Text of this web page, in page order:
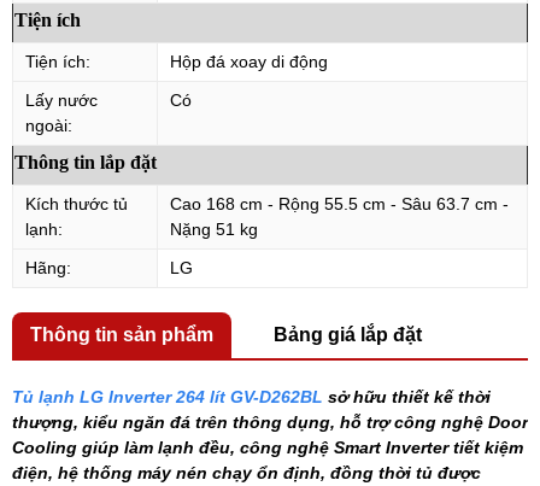
Tiện ích
Tiện ích:
Hộp đá xoay di động
Lấy nước
ngoài:
Có
Thông tin lắp đặt
Kích thước tủ
lạnh:
Cao 168 cm - Rộng 55.5 cm - Sâu 63.7 cm -
Nặng 51 kg
Hãng:
LG
Thông tin sản phẩm Bảng giá lắp đặt
Tủ lạnh LG Inverter 264 lít GV-D262BL sở hữu thiết kế thời
thượng, kiểu ngăn đá trên thông dụng, hỗ trợ công nghệ Door
Cooling giúp làm lạnh đều, công nghệ Smart Inverter tiết kiệm
điện, hệ thống máy nén chạy ổn định, đồng thời tủ được